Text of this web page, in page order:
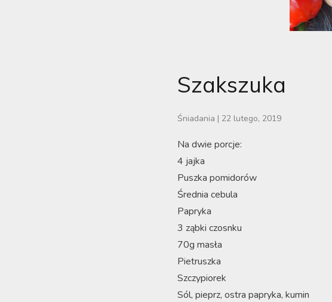
Szakszuka
Śniadania | 22 lutego, 2019
Na dwie porcje:
4 jajka
Puszka pomidorów
Średnia cebula
Papryka
3 ząbki czosnku
70g masła
Pietruszka
Szczypiorek
Sól, pieprz, ostra papryka, kumin